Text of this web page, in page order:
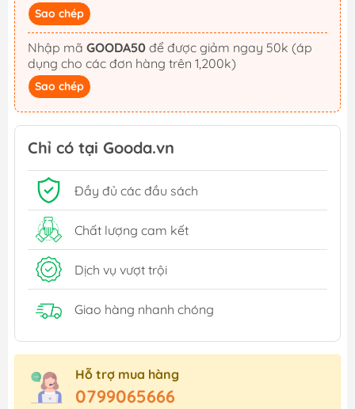
Sao chép
Nhập mã GOODA50
dụng cho các đơn hàng trên 1,200k)
Sao chép
Chỉ có tại Gooda.vn
Đầy đủ các đầu sách
Chất lượng cam kết
Dịch vụ vượt trội
Giao hàng nhanh chóng
Hỗ trợ mua hàng
0799065666